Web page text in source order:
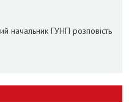
начальник ГУНП розповість